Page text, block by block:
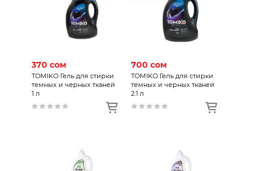
370 сом
TOMIKO Гель для стирки
темных и черных тканей
1 л
700 сом
TOMIKO Гель для стирки
темных и черных тканей
2.1 л